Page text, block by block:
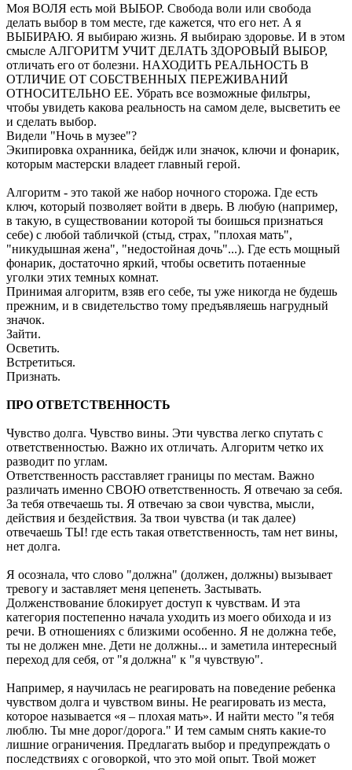
Моя ВОЛЯ есть мой ВЫБОР. Свобода воли или свобода
делать выбор в том месте, где кажется, что его нет. А я
ВЫБИРАЮ. Я выбираю жизнь. Я выбираю здоровье. И в этом
смысле АЛГОРИТМ УЧИТ ДЕЛАТЬ ЗДОРОВЫЙ ВЫБОР,
отличать его от болезни. НАХОДИТЬ РЕАЛЬНОСТЬ В
ОТЛИЧИЕ ОТ СОБСТВЕННЫХ ПЕРЕЖИВАНИЙ
ОТНОСИТЕЛЬНО ЕЕ. Убрать все возможные фильтры,
чтобы увидеть какова реальность на самом деле, высветить ее
и сделать выбор.
Видели "Ночь в музее"?
Экипировка охранника, бейдж или значок, ключи и фонарик,
которым мастерски владеет главный герой.
Алгоритм - это такой же набор ночного сторожа. Где есть
ключ, который позволяет войти в дверь. В любую (например,
в такую, в существовании которой ты боишься признаться
себе) с любой табличкой (стыд, страх, "плохая мать",
"никудышная жена", "недостойная дочь"...). Где есть мощный
фонарик, достаточно яркий, чтобы осветить потаенные
уголки этих темных комнат.
Принимая алгоритм, взяв его себе, ты уже никогда не будешь
прежним, и в свидетельство тому предъявляешь нагрудный
значок.
Зайти.
Осветить.
Встретиться.
Признать.
ПРО ОТВЕТСТВЕННОСТЬ
Чувство долга. Чувство вины. Эти чувства легко спутать с
ответственностью. Важно их отличать. Алгоритм четко их
разводит по углам.
Ответственность расставляет границы по местам. Важно
различать именно СВОЮ ответственность. Я отвечаю за себя.
За тебя отвечаешь ты. Я отвечаю за свои чувства, мысли,
действия и бездействия. За твои чувства (и так далее)
отвечаешь ТЫ! где есть такая ответственность, там нет вины,
нет долга.
Я осознала, что слово "должна" (должен, должны) вызывает
тревогу и заставляет меня цепенеть. Застывать.
Долженствование блокирует доступ к чувствам. И эта
категория постепенно начала уходить из моего обихода и из
речи. В отношениях с близкими особенно. Я не должна тебе,
ты не должен мне. Дети не должны... и заметила интересный
переход для себя, от "я должна" к "я чувствую".
Например, я научилась не реагировать на поведение ребенка
чувством долга и чувством вины. Не реагировать из места,
которое называется «я – плохая мать». И найти место "я тебя
люблю. Ты мне дорог/дорога." И тем самым снять какие-то
лишние ограничения. Предлагать выбор и предупреждать о
последствиях с оговоркой, что это мой опыт. Твой может